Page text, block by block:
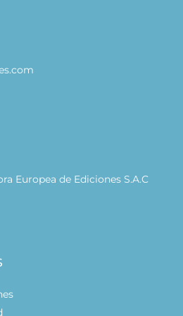
Europea de Ediciones S.A.C